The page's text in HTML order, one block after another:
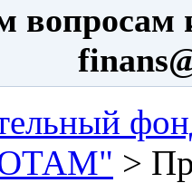
>